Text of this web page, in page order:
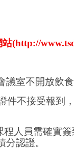
站(http://
議室不開放飲食
件不接受報到
程人員需確實簽
認證。